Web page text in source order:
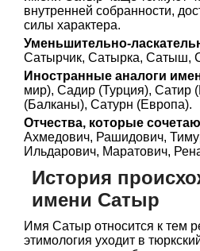
внутренней собранности,
силы характера.
Уменьшительно-
Сатырчик, Сатырка, Сатыш,
Иностранные аналоги
мир), Садир (Турция), Сатир
(Балканы), Сатурн (Европа).
Отчества, которые
Ахмедович, Рашидович,
Ильдарович, Маратович,
История
имени Сатыр
Имя Сатыр относится к тем
этимология уходит в